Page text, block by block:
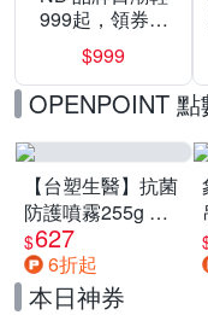
999起，領券折
上折 最高回饋
40%
$999
OPENPOINT
【台塑生醫】抗菌
防護噴霧255g 三
入組
$627
6折起
本日神券